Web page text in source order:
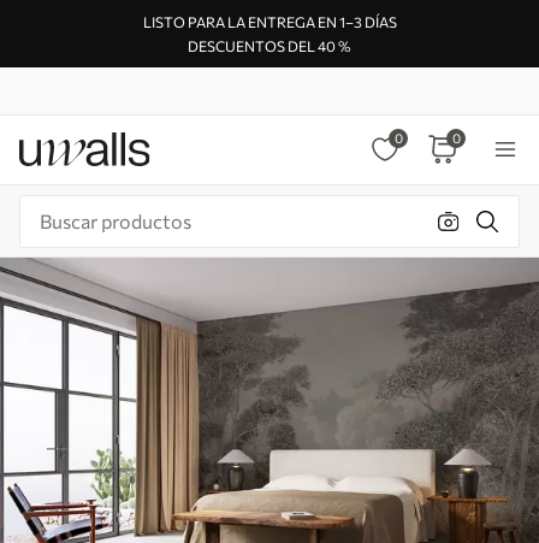
LISTO PARA LA ENTREGA EN 1–3 DÍAS
DESCUENTOS DEL 40 %
0 0